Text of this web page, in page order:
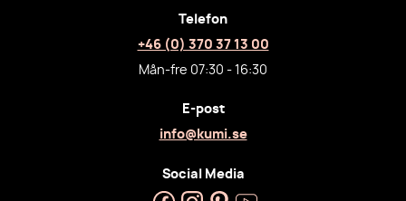
Telefon
+46 (0) 370 37 13 00
Mån-fre 07:30 - 16:30
E-post
info@kumi.se
Social Media